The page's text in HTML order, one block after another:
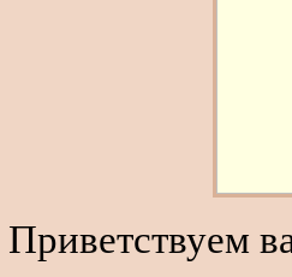
Приветствуем